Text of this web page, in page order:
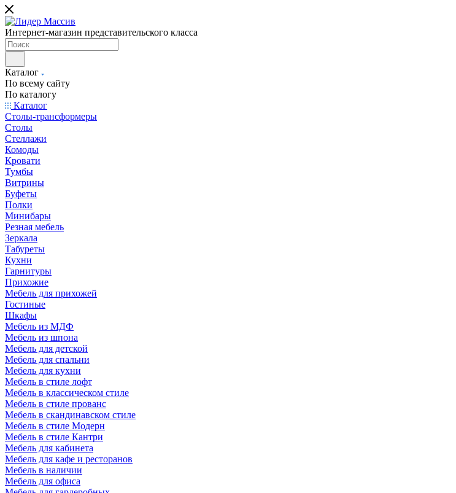
Интернет-магазин представительского класса
Каталог
По всему сайту
По каталогу
Каталог
Столы-трансформеры
Столы
Стеллажи
Комоды
Кровати
Тумбы
Витрины
Буфеты
Полки
Минибары
Резная мебель
Зеркала
Табуреты
Кухни
Гарнитуры
Прихожие
Мебель для прихожей
Гостиные
Шкафы
Мебель из МДФ
Мебель из шпона
Мебель для детской
Мебель для спальни
Мебель для кухни
Мебель в стиле лофт
Мебель в классическом стиле
Мебель в стиле прованс
Мебель в скандинавском стиле
Мебель в стиле Модерн
Мебель в стиле Кантри
Мебель для кабинета
Мебель для кафе и ресторанов
Мебель в наличии
Мебель для офиса